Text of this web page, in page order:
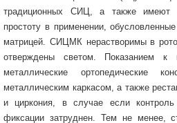
традиционных СИЦ, а также имеют
простоту в применении,
матрицей. СИЦМК нерастворимы в
отверждены светом. Показанием к
металлические ортопедические
металлическим каркасом, а также
и циркония, в случае если
фиксации затруднен. Тем не менее,